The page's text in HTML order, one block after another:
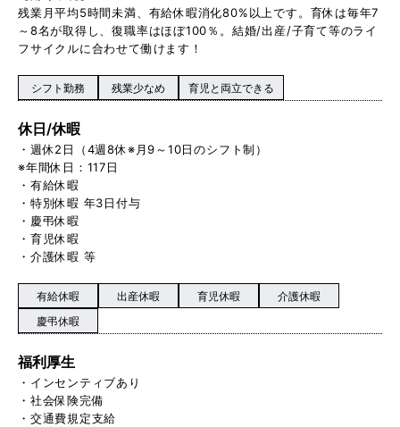
残業月平均5時間未満、有給休暇消化80%以上です。育休は毎年7
～8名が取得し、復職率はほぼ100％。結婚/出産/子育て等のライ
フサイクルに合わせて働けます！
シフト勤務 残業少なめ 育児と両立できる
休日/休暇
・週休2日（4週8休※月9～10日のシフト制）
※年間休日：117日
・有給休暇
・特別休暇 年3日付与
・慶弔休暇
・育児休暇
・介護休暇 等
有給休暇 出産休暇 育児休暇
介護休暇
慶弔休暇
福利厚生
・インセンティブあり
・社会保険完備
・交通費規定支給